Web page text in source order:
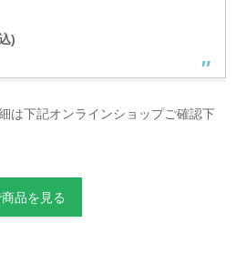
)
は下記オンラインショップご確認下
品を見る